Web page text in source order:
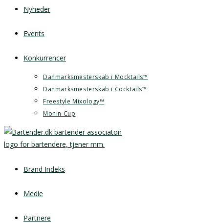
Nyheder
Events
Konkurrencer
Danmarksmesterskab i Mocktails™
Danmarksmesterskab i Cocktails™
Freestyle Mixology™
Monin Cup
Brand Indeks
Medie
Partnere